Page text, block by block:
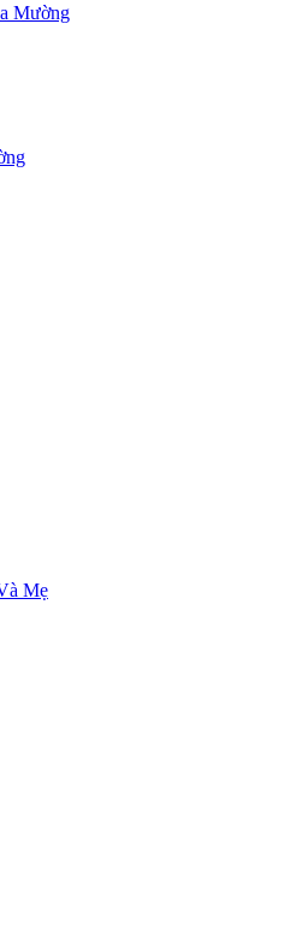
Mường
Mẹ